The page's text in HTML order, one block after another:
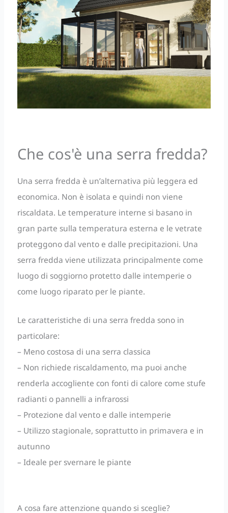
Che cos'è una serra fredda?
Una serra fredda è un’alternativa più leggera ed
economica. Non è isolata e quindi non viene
riscaldata. Le temperature interne si basano in
gran parte sulla temperatura esterna e le vetrate
proteggono dal vento e dalle precipitazioni. Una
serra fredda viene utilizzata principalmente come
luogo di soggiorno protetto dalle intemperie o
come luogo riparato per le piante.
Le caratteristiche di una serra fredda sono in
particolare:
– Meno costosa di una serra classica
– Non richiede riscaldamento, ma puoi anche
renderla accogliente con fonti di calore come stufe
radianti o pannelli a infrarossi
– Protezione dal vento e dalle intemperie
– Utilizzo stagionale, soprattutto in primavera e in
autunno
– Ideale per svernare le piante
A cosa fare attenzione quando si sceglie?